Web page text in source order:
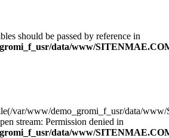
should be passed by reference in
data/www/
var/www/demo_gromi_f_usr/data/
stream: Permission denied in
data/www/